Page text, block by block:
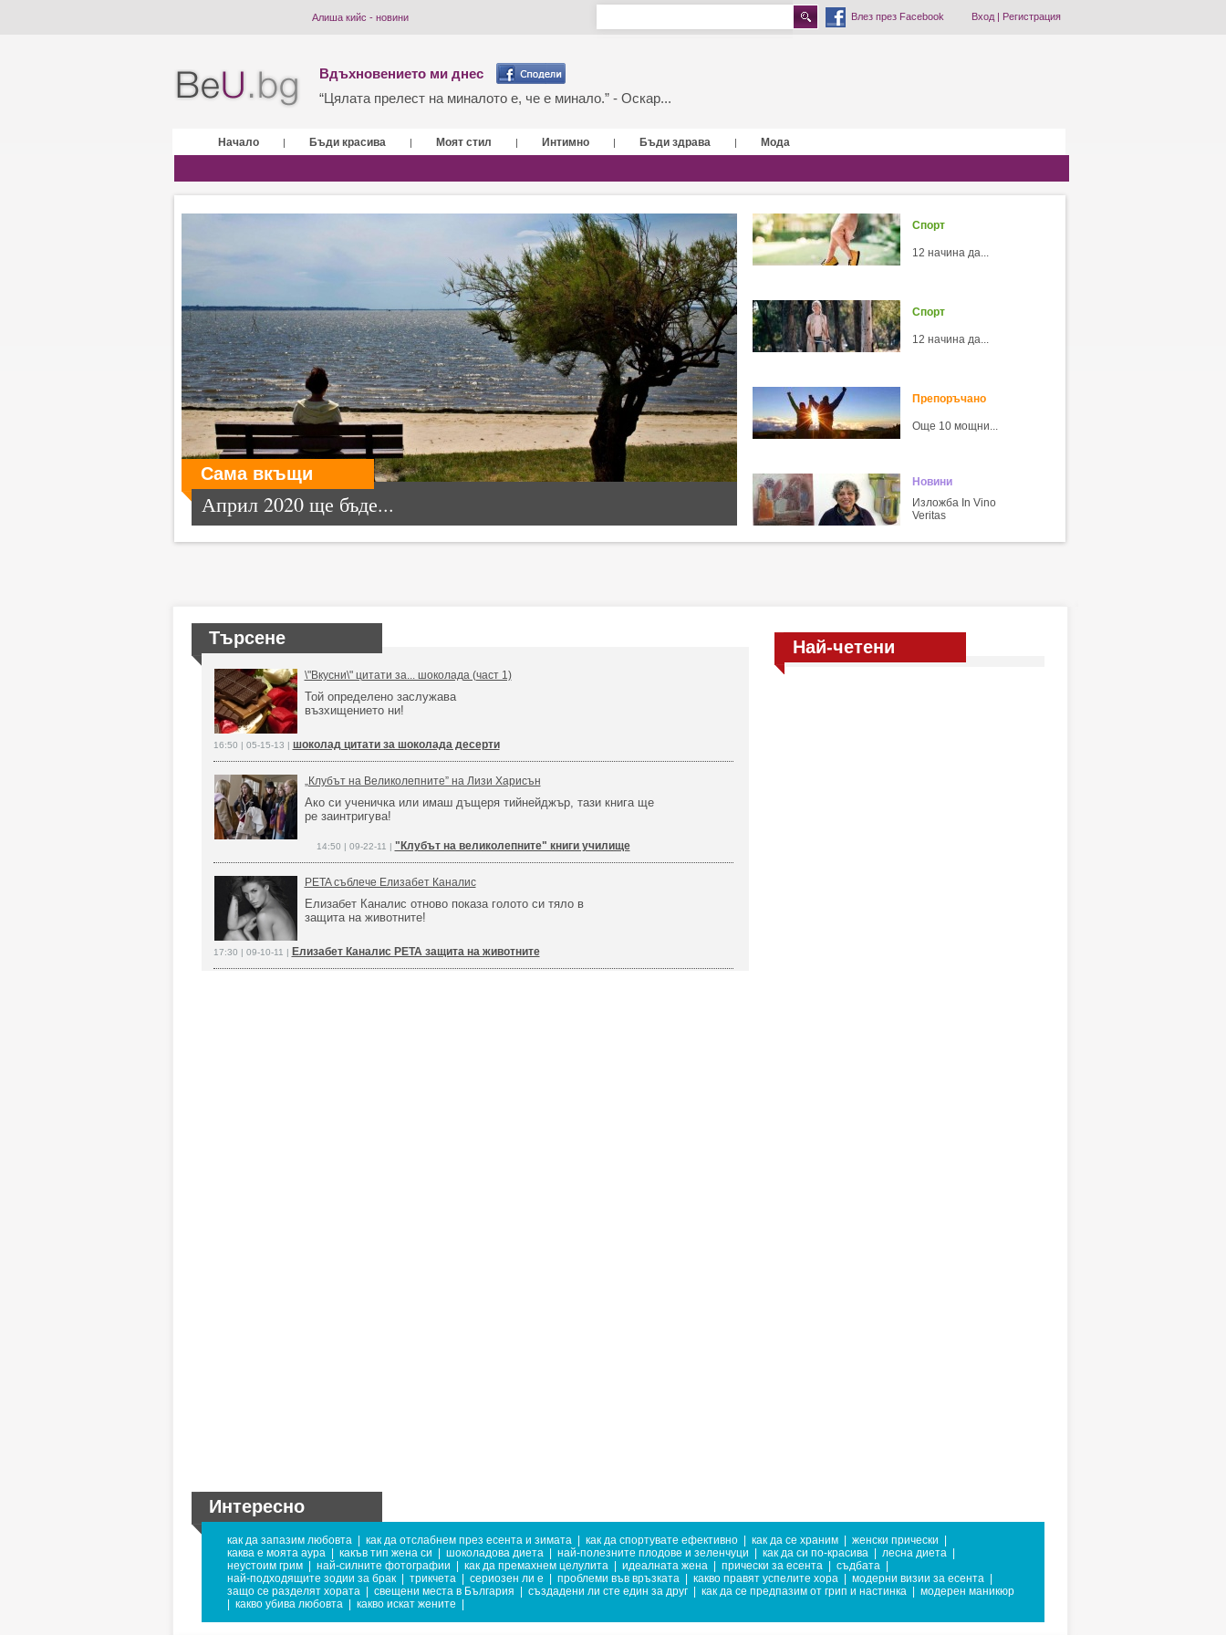
Алиша кийс - новини Влез през Facebook Вход| Регистрация
Вдъхновението ми днес
“Цялата прелест на миналото е, че е минало.” - Оскар...
Начало | Бъди красива | Моят стил | Интимно | Бъди здрава | Мода
Сама вкъщи
Април 2020 ще бъде...
Спорт
12 начина да...
Спорт
12 начина да...
Препоръчано
Още 10 мощни...
Новини
Изложба In Vino
Veritas
Търсене
\"Вкусни\" цитати за... шоколада (част 1)
Той определено заслужава
възхищението ни!
16:50 | 05-15-13 | шоколад цитати за шоколада десерти
„Клубът на Великолепните” на Лизи Харисън
Ако си ученичка или имаш дъщеря тийнейджър, тази книга ще
ре заинтригува!
14:50 | 09-22-11 | "Клубът на великолепните" книги училище
PETA съблече Елизабет Каналис
Елизабет Каналис отново показа голото си тяло в
защита на животните!
17:30 | 09-10-11 | Елизабет Каналис PETA защита на животните
Най-четени
Интересно
как да запазим любовта как да отслабнем през есента и зимата как да спортувате ефективно как да се храним женски прически
каква е моята аура
какъв тип жена си шоколадова диета най-полезните плодове и зеленчуци как да си по-красива лесна диета
неустоим грим
най-силните фотографии как да премахнем целулита идеалната жена прически за есента съдбата
най-подходящите зодии за брак
трикчета сериозен ли е проблеми във връзката какво правят успелите хора модерни визии за есента
защо се разделят хората
свещени места в България създадени ли сте един за друг как да се предпазим от грип и настинка
модерен маникюр
какво убива любовта какво искат жените